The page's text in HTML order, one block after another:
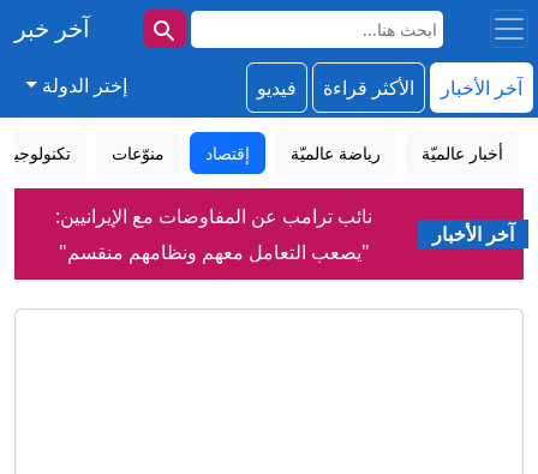
آخر خبر
آخر الأخبار الأكثر قراءة فيديو إختر الدولة
أخبار عالميّة رياضة عالميّة إقتصاد منوّعات تكنولوجيا
آخر الأخبار
نائب ترامب عن المفاوضات مع الإيرانيين:
"يصعب التعامل معهم ونظامهم منقسم"
كيف صنع عبدول السيد فوزه في